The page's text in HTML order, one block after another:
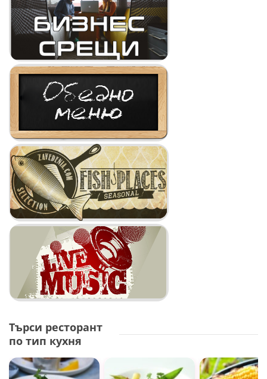
Търси ресторант
по тип кухня